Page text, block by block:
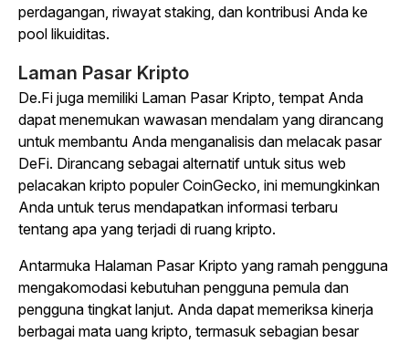
perdagangan, riwayat staking, dan kontribusi Anda ke
pool likuiditas.
Laman Pasar Kripto
De.Fi juga memiliki Laman Pasar Kripto, tempat Anda
dapat menemukan wawasan mendalam yang dirancang
untuk membantu Anda menganalisis dan melacak pasar
DeFi. Dirancang sebagai alternatif untuk situs web
pelacakan kripto populer CoinGecko, ini memungkinkan
Anda untuk terus mendapatkan informasi terbaru
tentang apa yang terjadi di ruang kripto.
Antarmuka Halaman Pasar Kripto yang ramah pengguna
mengakomodasi kebutuhan pengguna pemula dan
pengguna tingkat lanjut. Anda dapat memeriksa kinerja
berbagai mata uang kripto, termasuk sebagian besar